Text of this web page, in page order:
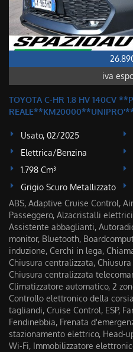
iva
TOYOTA C-HR 1.8 HV 140CV
Usato, 02/2025
Elettrica/Benzina
1.798 Cm³
Grigio Scuro Metallizzato
ABS, Adaptive Cruise Control,
Passeggero, Alzacristalli
Assistente abbaglianti,
monitor, Bluetooth,
induzione, Cerchi in lega,
Chiusura centralizzata,
Chiusura centralizzata
Climatizzatore automatico, 2
Controllo elettronico della
tagliandi, Cruise Control, ESP,
Fendinebbia, Frenata
stazionamento elettrico, Head-
Wi-Fi, Immobilizzatore